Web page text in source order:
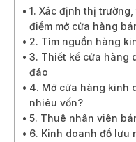
1. Xác định thị
điểm mở cửa hàng
2. Tìm nguồn hàng
3. Thiết kế cửa hàng
đáo
4. Mở cửa hàng kinh
nhiêu vốn?
5. Thuê nhân viên
6. Kinh doanh đồ lưu